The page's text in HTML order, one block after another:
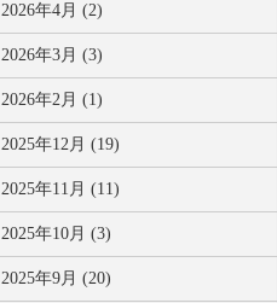
2026年4月 (2)
2026年3月 (3)
2026年2月 (1)
2025年12月 (19)
2025年11月 (11)
2025年10月 (3)
2025年9月 (20)